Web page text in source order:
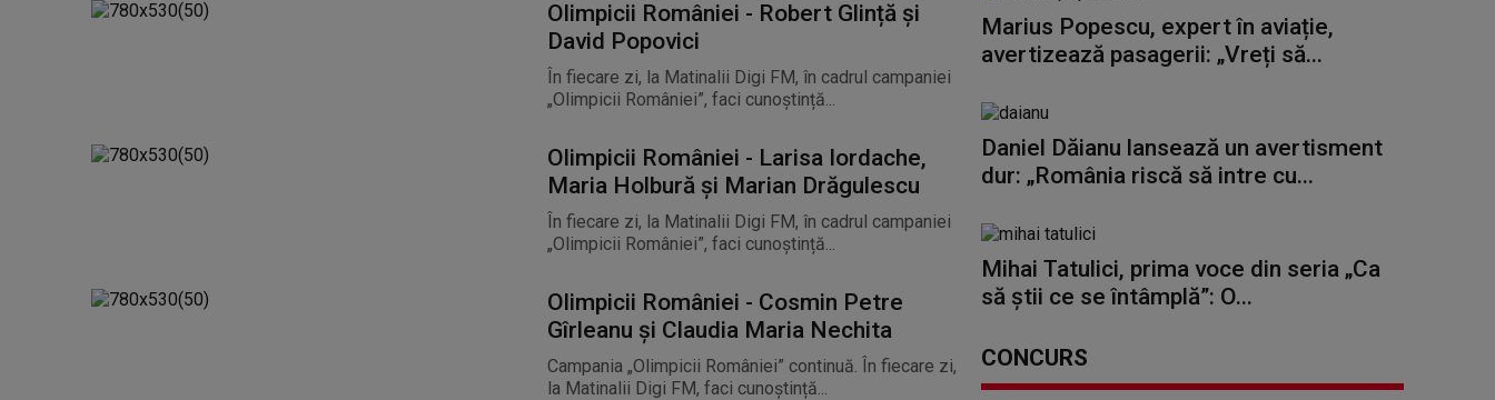
Olimpicii României - Robert Glință și
David Popovici
În fiecare zi, la Matinalii Digi FM, în cadrul campaniei
„Olimpicii României”, faci cunoștință...
Olimpicii României - Larisa Iordache,
Maria Holbură și Marian Drăgulescu
În fiecare zi, la Matinalii Digi FM, în cadrul campaniei
„Olimpicii României”, faci cunoștință...
Olimpicii României - Cosmin Petre
Gîrleanu și Claudia Maria Nechita
Campania „Olimpicii României” continuă. În fiecare zi,
la Matinalii Digi FM, faci cunoștință...
Marius Popescu, expert în aviație,
avertizează pasagerii: „Vreți să...
Daniel Dăianu lansează un avertisment
dur: „România riscă să intre cu...
Mihai Tatulici, prima voce din seria „Ca
să știi ce se întâmplă”: O...
CONCURS